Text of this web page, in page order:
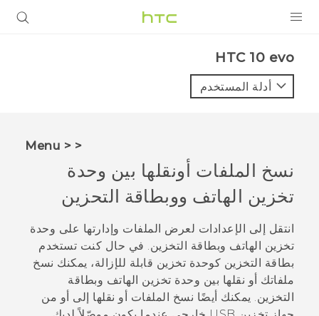
VIVE
VIVERSE
البرامج + التطبيقات
الدعم
أجهزة HTC والملحقات
HTC 10 evo‎
أدلة المستخدم
< < Menu
نسخ الملفات أونقلها بين وحدة
تخزين الهاتف ووبطاقة التحزين
انتقل إلى الإعدادات لعرض الملفات وإدارتها على وحدة
تخزين الهاتف وبطاقة التخزين. في حال كنت تستخدم
بطاقة التخزين كوحدة تخزين قابلة للإزالة، يمكنك نسخ
ملفاتك أو نقلها بين وحدة تخزين الهاتف وبطاقة
التخزين. يمكنك أيضًا نسخ الملفات أو نقلها إلى أو من